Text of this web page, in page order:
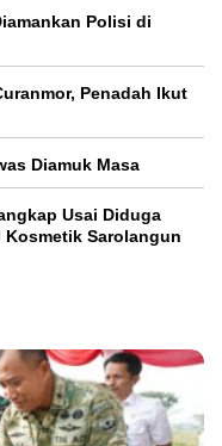
Polisi di
Penadah Ikut
Diamuk Masa
Usai Diduga
Kosmetik Sarolangun